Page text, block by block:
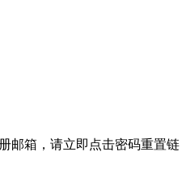
邮箱，请立即点击密码重置链